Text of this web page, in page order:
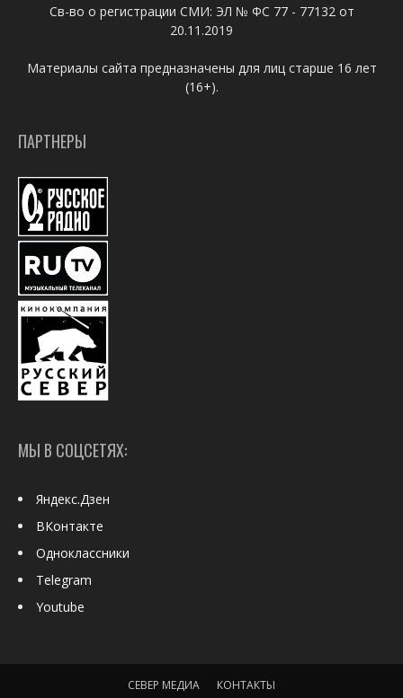
Св-во о регистрации СМИ: ЭЛ № ФС 77 - 77132 от
20.11.2019
Материалы сайта предназначены для лиц старше 16 лет
(16+).
ПАРТНЕРЫ
МЫ В СОЦСЕТЯХ:
Яндекс.Дзен
ВКонтакте
Одноклассники
Telegram
Youtube
СЕВЕР МЕДИА КОНТАКТЫ